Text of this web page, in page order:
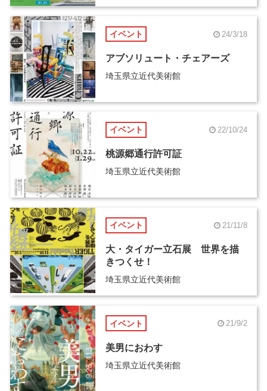
イベント 24/3/18
アブソリュート・チェアーズ
埼玉県立近代美術館
イベント 22/10/24
桃源郷通行許可証
埼玉県立近代美術館
イベント 21/11/8
大・タイガー立石展 世界を描
きつくせ！
埼玉県立近代美術館
イベント 21/9/2
美男におわす
埼玉県立近代美術館